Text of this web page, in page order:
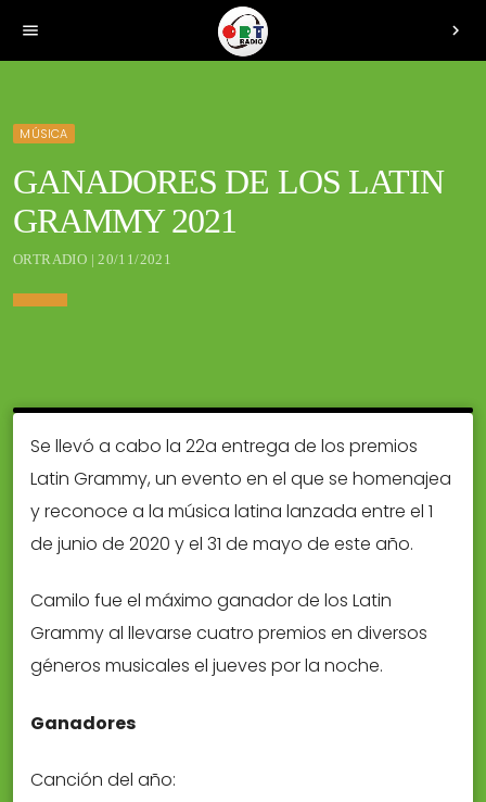
menu chevron_right
MÚSICA
GANADORES DE LOS LATIN
GRAMMY 2021
ORTRADIO | 20/11/2021
Se llevó a cabo la 22a entrega de los premios
Latin Grammy, un evento en el que se homenajea
y reconoce a la música latina lanzada entre el 1
de junio de 2020 y el 31 de mayo de este año.
Camilo fue el máximo ganador de los Latin
Grammy al llevarse cuatro premios en diversos
géneros musicales el jueves por la noche.
Ganadores
Canción del año: